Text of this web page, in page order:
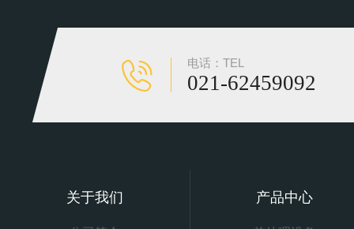
电话：TEL
021-62459092
关于我们 产品中心